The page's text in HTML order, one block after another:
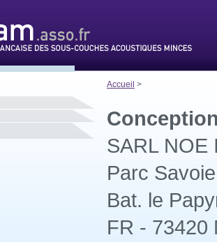
Accueil >
SARL NOE
Parc
Bat. le
FR - 73420